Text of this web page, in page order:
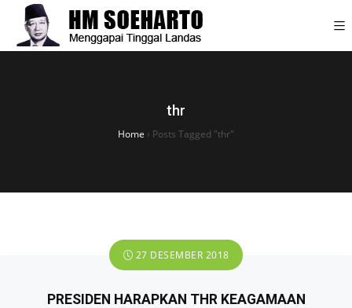
thr
Home › Posts Tagged "thr"
27 DESEMBER 2018
PRESIDEN HARAPKAN THR KEAGAMAAN